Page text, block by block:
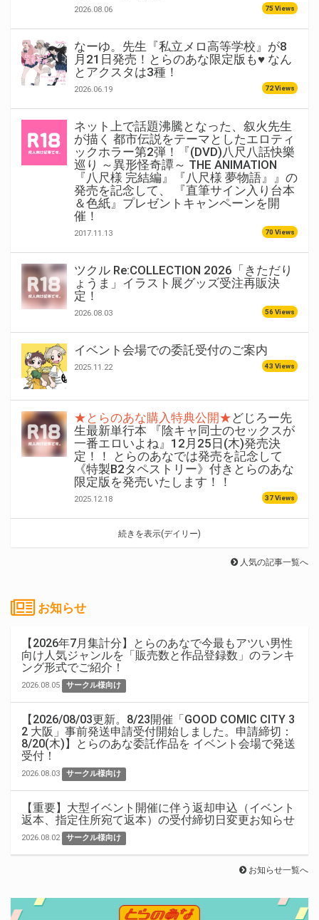
2026.08.06 75 Views
なーゆ。先生『私立メロ高等学校』が8
月21日発売！とらのあな限定版も♥ なん
とアクスタは3種！
2026.06.19 72 Views
ネット上で話題沸騰となった、叙火先生
が描く 都市伝説をテーマとしたエロティ
ックホラー第2弾！『(DVD)八尺八話快樂
巡り ～異形怪奇譚～ THE ANIMATION
『八尺様 完結編』『八尺様 夢物語』』の
発売を記念して、 『直筆サイン入り台本
＆色紙』プレゼントキャンペーンを開
催！
2017.11.13 70 Views
ツクル Re:COLLECTION 2026「きただり
ょうま」イラスト展グッズ受注再販決
定！
2026.08.03 56 Views
イベント会場での委託受付のご案内
2025.11.22 43 Views
★とらのあな購入特典公開★どじろー先
生最新単行本 『陰キャ同士のセックスが
一番エロいよね』12月25日(木)発売決
定！！ とらのあなでは発売を記念して
《特製B2タペストリー》付きとらのあな
限定版を発売いたします！！
2025.12.18 37 Views
続きを表示(デイリー)
人気の記事一覧へ
お知らせ
【2026年7月集計分】とらのあなで今最もアツい男性
向け人気ジャンルを「販売数と作品登録数」のランキ
ング形式でご紹介！
2026.08.05 サークル様向け
【2026/08/03更新。8/23開催「GOOD COMIC CITY 3
2 大阪」事前発送申請受付開始しました。申請締切：
8/20(木)】とらのあな委託作品を イベント会場で発送
受付！
2026.08.03 サークル様向け
【重要】大型イベント開催に伴う返却申込（イベント
返本、指定住所宛て返本）の受付締切日変更お知らせ
2026.08.02 サークル様向け
お知らせ一覧へ